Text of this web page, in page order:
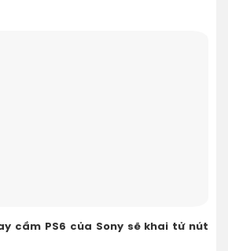
cầm PS6 của Sony sẽ khai tử nút